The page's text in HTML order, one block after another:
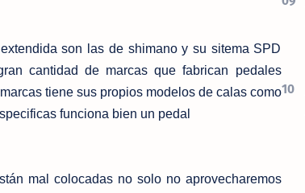
son las de shimano y su sitema SPD
cantidad de marcas que fabrican pedales
tiene sus propios modelos de calas como
funciona bien un pedal
mal colocadas no solo no aprovecharemos